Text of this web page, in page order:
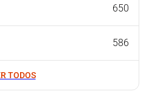
650
586
TODOS